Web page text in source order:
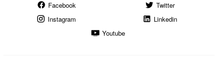
Facebook
Twitter
Instagram
Linkedin
Youtube